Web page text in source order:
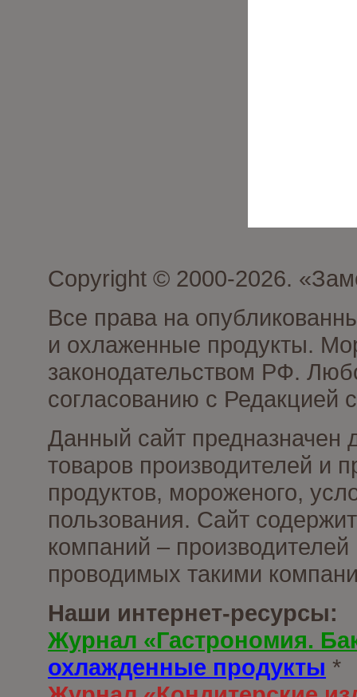
Copyright © 2000-2026.
Все права на
и охлаженные продукты.
законодательством РФ.
согласованию с Редакцией
Данный сайт предназначен
товаров производителей и
продуктов, мороженого,
пользования. Сайт
компаний –
проводимых такими
Наши интернет-ресурсы:
Журнал «Гастрономия.
охлажденные продукты *